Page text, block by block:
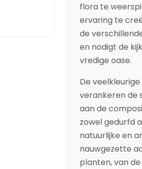
flora te
ervaring te
de
en nodigt de
vredige oase.
De
verankeren de
aan de
zowel gedurfd
natuurlijke en
nauwgezette
planten, van